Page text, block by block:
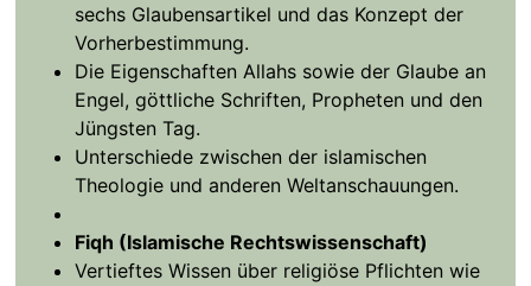
sechs Glaubensartikel und das Konzept der
Vorherbestimmung.
Die Eigenschaften Allahs sowie der Glaube an
Engel, göttliche Schriften, Propheten und den
Jüngsten Tag.
Unterschiede zwischen der islamischen
Theologie und anderen Weltanschauungen.
Fiqh (Islamische Rechtswissenschaft)
Vertieftes Wissen über religiöse Pflichten wie